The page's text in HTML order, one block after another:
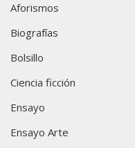
Aforismos
Biografías
Bolsillo
Ciencia ficción
Ensayo
Ensayo Arte